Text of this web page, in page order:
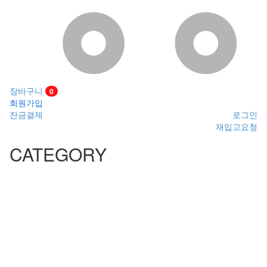
장바구니 0
회원가입
로그인
잔금결제
재입고요청
CATEGORY